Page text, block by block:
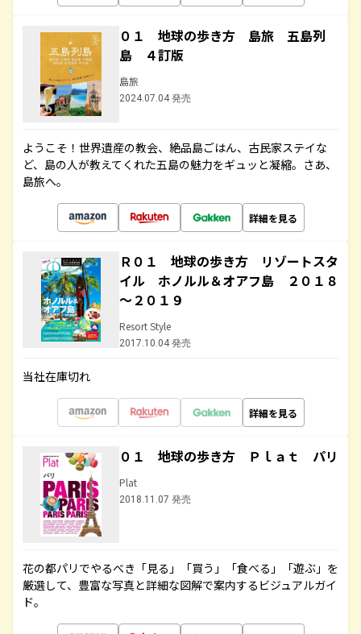
０１ 地球の歩き方 島旅 五島列
島 ４訂版
島旅
2024.07.04 発売
ようこそ！世界遺産の教会、絶品島ごはん、古民家ステイな
ど、島の人が教えてくれた五島の魅力をギュッと凝縮。さあ、
島旅へ。
詳細を見る
Ｒ０１ 地球の歩き方 リゾートスタ
イル ホノルル＆オアフ島 ２０１８
～２０１９
Resort Style
2017.10.04 発売
当社在庫切れ
詳細を見る
０１ 地球の歩き方 Ｐｌａｔ パリ
Plat
2018.11.07 発売
花の都パリでやるべき「見る」「買う」「食べる」「遊ぶ」を
厳選して、豊富な写真と詳細な図解で案内するビジュアルガイ
ド。